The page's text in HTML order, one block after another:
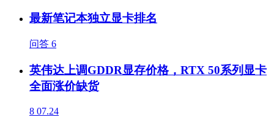
最新笔记本独立显卡排名
问答 6
英伟达上调GDDR显存价格，RTX 50系列显卡
全面涨价缺货
8 07.24